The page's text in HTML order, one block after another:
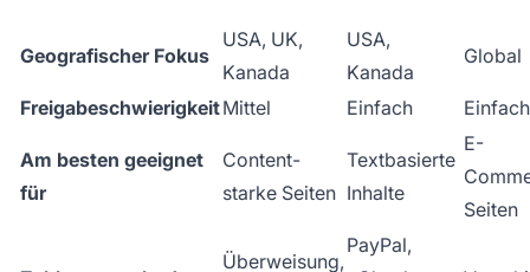
Geografischer Fokus
USA, UK,
Kanada
USA,
Kanada
Global
FreigabeschwierigkeitMittel Einfach Einfach
Am besten geeignet
für
Content-
starke Seiten
Textbasierte
Inhalte
E-
Seiten
Überweisung,
PayPal,